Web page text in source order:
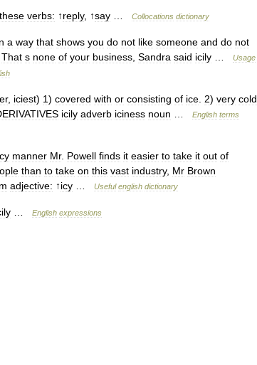
these verbs: ↑reply, ↑say Collocations dictionary
a way that shows you do not like someone and do not
That s none of your business Sandra said icily Usage
, iciest) 1) covered with or consisting of ice 2) very cold
icily adverb iciness noun English terms
manner Mr. Powell finds it easier to take it out of
than to take on this vast industry, Mr Brown
adjective: ↑icy Useful english dictionary
English expressions